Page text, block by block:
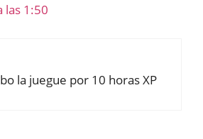
las 1:50
la juegue por 10 horas XP